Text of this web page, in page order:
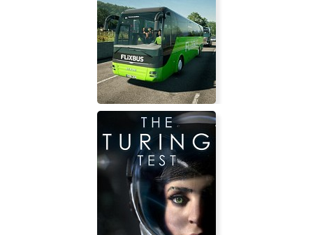
Fernbus Simulator